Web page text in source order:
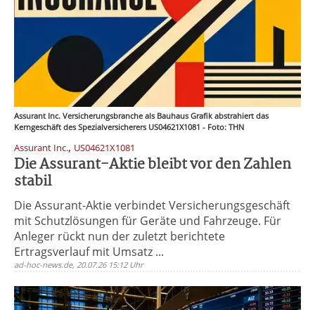
Assurant Inc. Versicherungsbranche als Bauhaus Grafik abstrahiert das
Kerngeschäft des Spezialversicherers US04621X1081 - Foto: THN
Assurant Inc., US04621X1081
Die Assurant-Aktie bleibt vor den Zahlen
stabil
Die Assurant-Aktie verbindet Versicherungsgeschäft
mit Schutzlösungen für Geräte und Fahrzeuge. Für
Anleger rückt nun der zuletzt berichtete
Ertragsverlauf mit Umsatz ...
ad-hoc-news.de, 20.07.26 15:12 Uhr